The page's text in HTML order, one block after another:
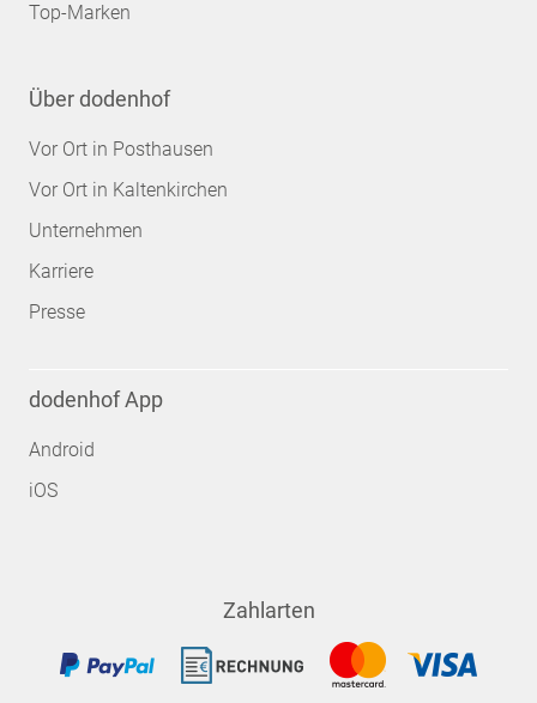
Top-Marken
Über dodenhof
Vor Ort in Posthausen
Vor Ort in Kaltenkirchen
Unternehmen
Karriere
Presse
dodenhof App
Android
iOS
Zahlarten